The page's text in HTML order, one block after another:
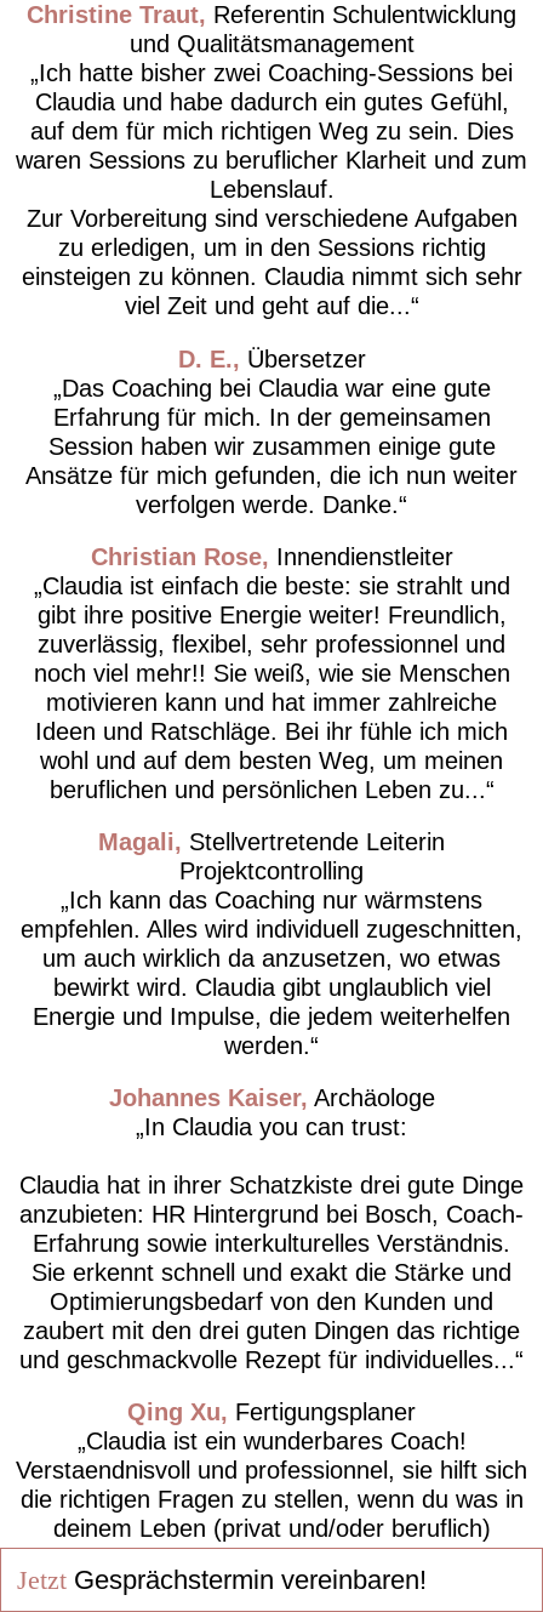
Christine Traut Referentin Schulentwicklung
und Qualitätsmanagement
Ich hatte bisher zwei Coaching-Sessions bei
Claudia und habe dadurch ein gutes Gefühl,
auf dem für mich richtigen Weg zu sein. Dies
waren Sessions zu beruflicher Klarheit und zum
Lebenslauf.
Zur Vorbereitung sind verschiedene Aufgaben
zu erledigen, um in den Sessions richtig
einsteigen zu können. Claudia nimmt sich sehr
viel Zeit und geht auf die...
D. E.
Übersetzer
Das Coaching bei Claudia war eine gute
Erfahrung für mich. In der gemeinsamen
Session haben wir zusammen einige gute
Ansätze für mich gefunden, die ich nun weiter
verfolgen werde. Danke.
Christian Rose
Innendienstleiter
Claudia ist einfach die beste: sie strahlt und
gibt ihre positive Energie weiter! Freundlich,
zuverlässig, flexibel, sehr professionnel und
noch viel mehr!! Sie weiß, wie sie Menschen
motivieren kann und hat immer zahlreiche
Ideen und Ratschläge. Bei ihr fühle ich mich
wohl und auf dem besten Weg, um meinen
beruflichen und persönlichen Leben zu...
Magali
Stellvertretende Leiterin
Projektcontrolling
Ich kann das Coaching nur wärmstens
empfehlen. Alles wird individuell zugeschnitten,
um auch wirklich da anzusetzen, wo etwas
bewirkt wird. Claudia gibt unglaublich viel
Energie und Impulse, die jedem weiterhelfen
werden.
Johannes Kaiser Archäologe
In Claudia you can trust:
Claudia hat in ihrer Schatzkiste drei gute Dinge
anzubieten: HR Hintergrund bei Bosch, Coach-
Erfahrung sowie interkulturelles Verständnis.
Sie erkennt schnell und exakt die Stärke und
Optimierungsbedarf von den Kunden und
zaubert mit den drei guten Dingen das richtige
und geschmackvolle Rezept für individuelles...
Qing Xu
Fertigungsplaner
Claudia ist ein wunderbares Coach!
Verstaendnisvoll und professionnel, sie hilft sich
die richtigen Fragen zu stellen, wenn du was in
deinem Leben (privat und/oder beruflich)
veraendern willst.
JetztGesprächstermin vereinbaren!